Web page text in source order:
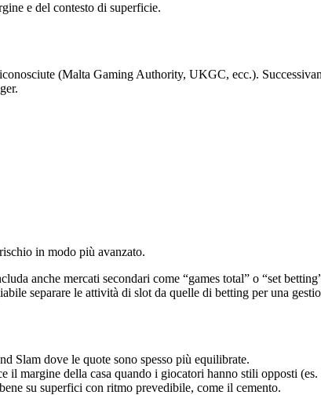
e del contesto di superficie.
(Malta Gaming Authority, UKGC, ecc.).
in modo più avanzato.
anche mercati secondari come “games total” o “set
separare le attività di slot da quelle di betting per una
Slam dove le quote sono spesso più equilibrate.
margine della casa quando i giocatori hanno stili opposti (es.
su superfici con ritmo prevedibile, come il cemento.